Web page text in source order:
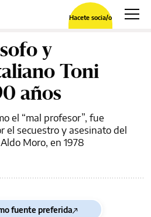
Hacete socia/o
y
Toni
años
el “mal profesor”, fue
el secuestro y asesinato del
Moro, en 1978
fuente preferida